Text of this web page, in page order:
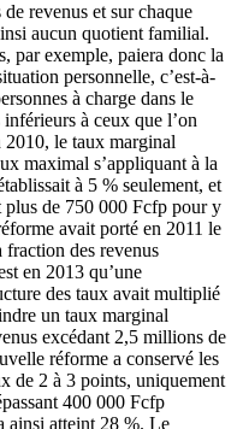
revenus et sur chaque
aucun quotient familial.
par exemple, paiera donc la
personnelle, c’est-à-
à charge dans le
à ceux que l’on
2010, le taux marginal
maximal s’appliquant à la
à 5 % seulement, et
plus de 750 000 Fcfp pour y
avait porté en 2011 le
des revenus
en 2013 qu’une
des taux avait multiplié
un taux marginal
excédant 2,5 millions de
réforme a conservé les
de 2 à 3 points, uniquement
400 000 Fcfp
ainsi atteint 28 %. Le